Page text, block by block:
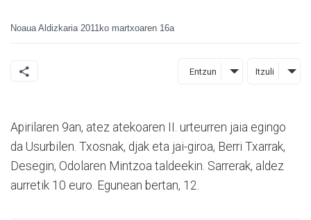
Noaua Aldizkaria 2011ko martxoaren 16a
Entzun Itzuli
Apirilaren 9an, atez atekoaren II. urteurren jaia egingo
da Usurbilen. Txosnak, djak eta jai-giroa, Berri Txarrak,
Desegin, Odolaren Mintzoa taldeekin. Sarrerak, aldez
aurretik 10 euro. Egunean bertan, 12.